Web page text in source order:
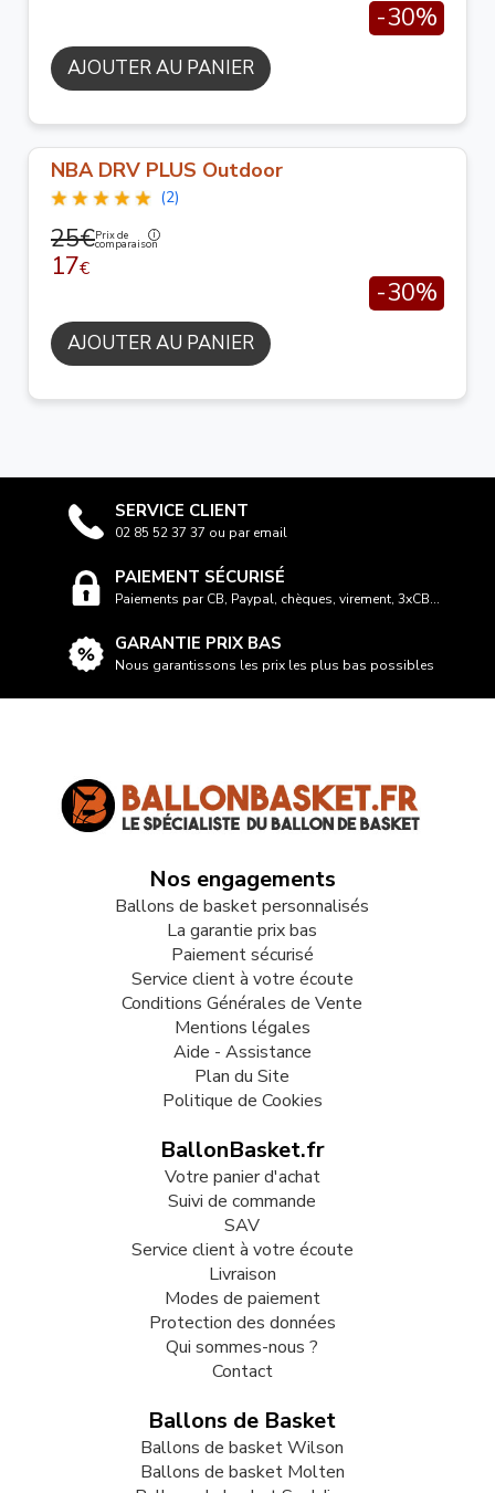
-30%
AJOUTER AU PANIER
NBA DRV PLUS Outdoor
(2)
25€Prix de
comparaison
17€
-30%
AJOUTER AU PANIER
SERVICE CLIENT
02 85 52 37 37 ou par email
PAIEMENT SÉCURISÉ
Paiements par CB, Paypal, chèques, virement, 3xCB...
GARANTIE PRIX BAS
Nous garantissons les prix les plus bas possibles
Nos engagements
Ballons de basket personnalisés
La garantie prix bas
Paiement sécurisé
Service client à votre écoute
Conditions Générales de Vente
Mentions légales
Aide - Assistance
Plan du Site
Politique de Cookies
BallonBasket.fr
Votre panier d'achat
Suivi de commande
SAV
Service client à votre écoute
Livraison
Modes de paiement
Protection des données
Qui sommes-nous ?
Contact
Ballons de Basket
Ballons de basket Wilson
Ballons de basket Molten